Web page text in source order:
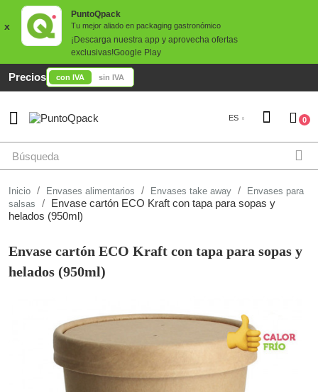
x
PuntoQpack
Tu mejor aliado en packaging gastronómico
¡Descarga nuestra app y aprovecha ofertas
exclusivas!Google Play
Precios con IVA sin IVA
 ES 0
Inicio Envases alimentarios Envases take away
Envases para
salsas
Envase cartón ECO Kraft con tapa para sopas y
helados (950ml)
Envase cartón ECO Kraft con tapa para sopas y
helados (950ml)